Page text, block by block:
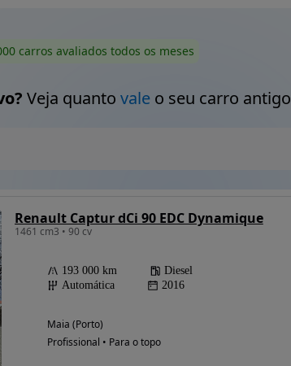
carros avaliados todos os meses
Veja quanto valeo seu carro antigo
Renault Captur dCi 90 EDC Dynamique
1461 cm3 • 90 cv
193 000 km
Diesel
Automática
2016
Maia (Porto)
Profissional • Para o topo